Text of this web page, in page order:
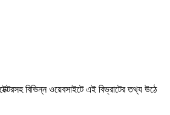
বিভিন্ন ওয়েবসাইটে এই বিভ্রাটের তথ্য উঠে